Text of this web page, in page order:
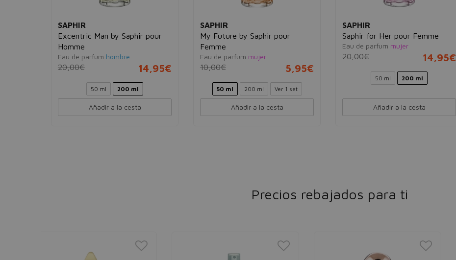
SAPHIR
Excentric Man by Saphir pour
Homme
Eau de parfum hombre
20,00€ 14,95€
50 ml 200 ml
Añadir a la cesta
SAPHIR
My Future by Saphir pour
Femme
Eau de parfum mujer
10,00€ 5,95€
50 ml 200 ml Ver 1 set
Añadir a la cesta
SAPHIR
Saphir for Her pour Femme
Eau de parfum mujer
20,00€ 14,95€
50 ml 200 ml
Añadir a la cesta
Precios rebajados para ti